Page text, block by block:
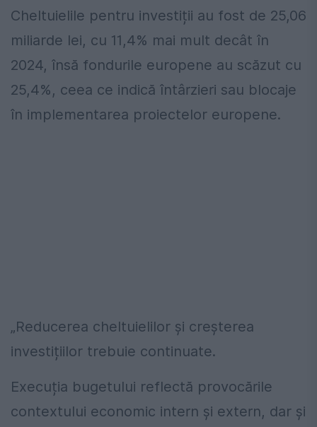
Cheltuielile pentru investiții au fost de 25,06
miliarde lei, cu 11,4% mai mult decât în
2024, însă fondurile europene au scăzut cu
25,4%, ceea ce indică întârzieri sau blocaje
în implementarea proiectelor europene.
„Reducerea cheltuielilor și creșterea
investițiilor trebuie continuate.
Execuția bugetului reflectă provocările
contextului economic intern și extern, dar și